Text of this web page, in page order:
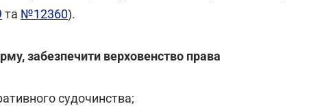
та №12360).
забезпечити верховенство права
судочинства;